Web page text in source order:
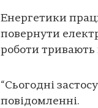
Енергетики
повернути
роботи тривають
“Сьогодні
повідомленні.